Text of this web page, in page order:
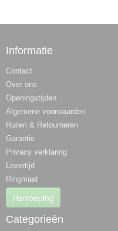
Informatie
Contact
Over ons
Openingstijden
Algemene voorwaarden
Ruilen & Retourneren
Garantie
Privacy verklaring
Levertijd
Ringmaat
Herroeping
Categorieën